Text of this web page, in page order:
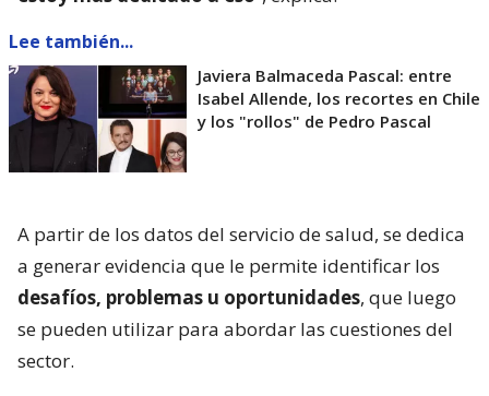
Lee también...
Javiera Balmaceda Pascal: entre
Isabel Allende, los recortes en Chile
y los "rollos" de Pedro Pascal
A partir de los datos del servicio de salud, se dedica
a generar evidencia que le permite identificar los
desafíos, problemas u oportunidades, que luego
se pueden utilizar para abordar las cuestiones del
sector.